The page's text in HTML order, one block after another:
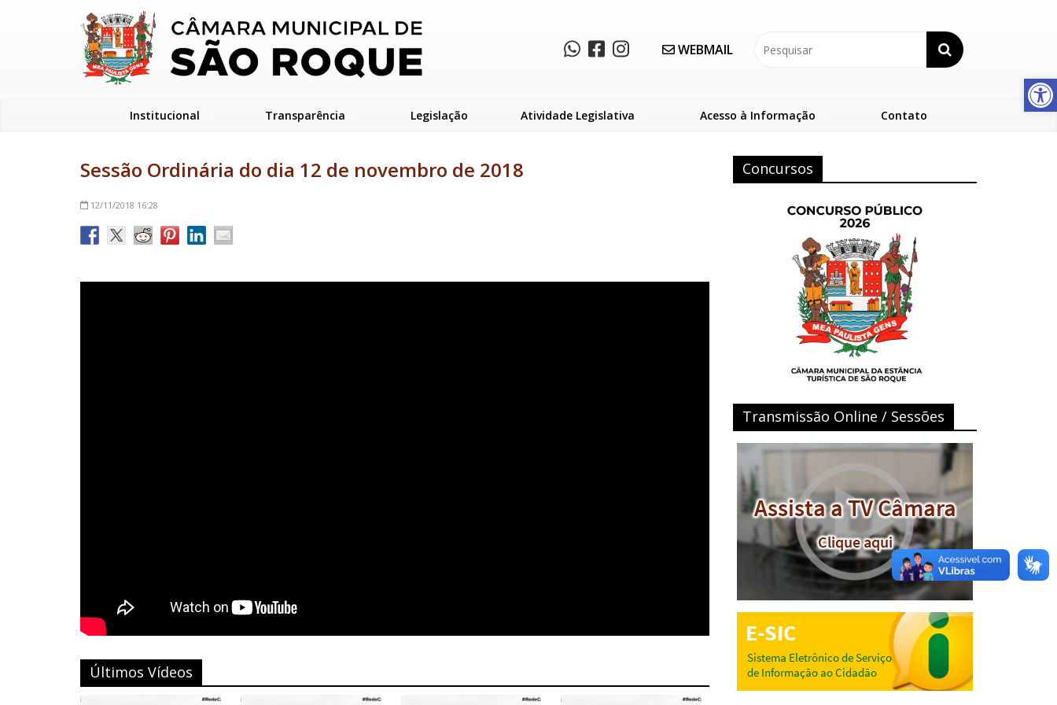
Abrir a barra de ferramentas
WEBMAIL
Institucional Transparência Legislação Atividade Legislativa Acesso à Informação Contato
Sessão Ordinária do dia 12 de novembro de 2018
12/11/2018 16:28
Últimos Vídeos
Concursos
Transmissão Online / Sessões